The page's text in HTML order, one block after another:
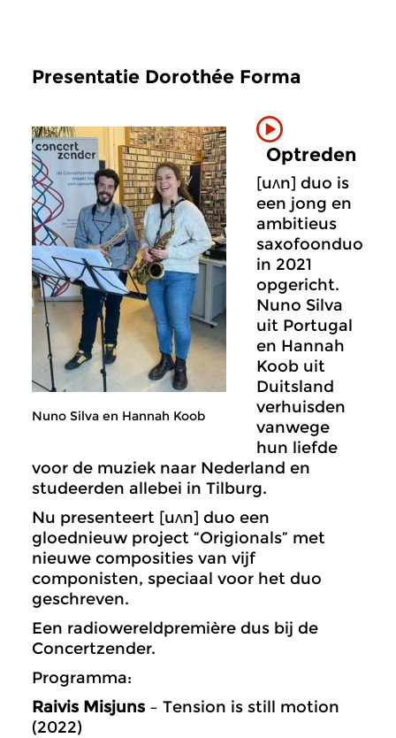
Presentatie Dorothée Forma
Nuno Silva en Hannah Koob
Optreden
[uʌn] duo is
een jong en
ambitieus
saxofoonduo
in 2021
opgericht.
Nuno Silva
uit Portugal
en Hannah
Koob uit
Duitsland
verhuisden
vanwege
hun liefde
voor de muziek naar Nederland en
studeerden allebei in Tilburg.
Nu presenteert [uʌn] duo een
gloednieuw project “Origionals” met
nieuwe composities van vijf
componisten, speciaal voor het duo
geschreven.
Een radiowereldpremière dus bij de
Concertzender.
Programma:
Raivis Misjuns – Tension is still motion
(2022)